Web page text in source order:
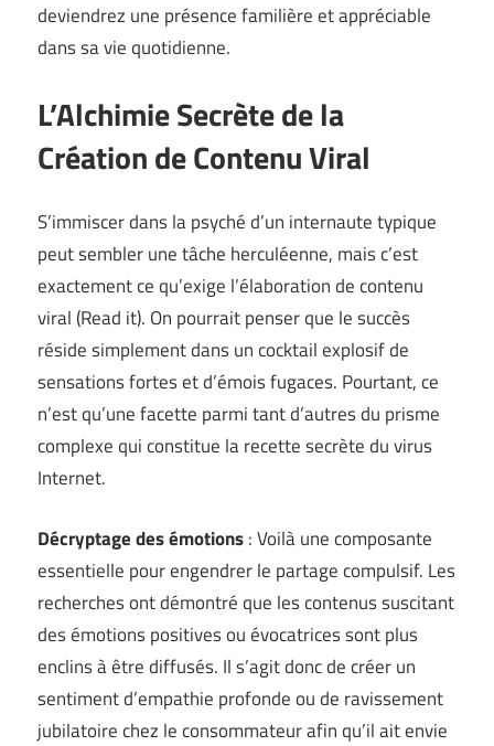
deviendrez une présence familière et appréciable
dans sa vie quotidienne.
L’Alchimie Secrète de la
Création de Contenu Viral
S’immiscer dans la psyché d’un internaute typique
peut sembler une tâche herculéenne, mais c’est
exactement ce qu’exige l’élaboration de contenu
viral (Read it). On pourrait penser que le succès
réside simplement dans un cocktail explosif de
sensations fortes et d’émois fugaces. Pourtant, ce
n’est qu’une facette parmi tant d’autres du prisme
complexe qui constitue la recette secrète du virus
Internet.
Décryptage des émotions: Voilà une composante
essentielle pour engendrer le partage compulsif. Les
recherches ont démontré que les contenus suscitant
des émotions positives ou évocatrices sont plus
enclins à être diffusés. Il s’agit donc de créer un
sentiment d’empathie profonde ou de ravissement
jubilatoire chez le consommateur afin qu’il ait envie